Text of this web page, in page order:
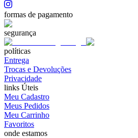
formas de pagamento
segurança
políticas
Entrega
Trocas e Devoluções
Privacidade
links Úteis
Meu Cadastro
Meus Pedidos
Meu Carrinho
Favoritos
onde estamos